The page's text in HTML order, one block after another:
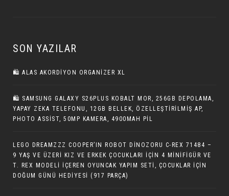
SON YAZILAR
🛍️ ALAS AKORDIYON ORGANIZER XL
🛍 SAMSUNG GALAXY S26PLUS KOBALT MOR, 256GB DEPOLAMA,
YAPAY ZEKA TELEFONU, 12GB BELLEK, ÖZELLEŞTIRILMIŞ AP,
PHOTO ASSIST, 50MP KAMERA, 4900MAH PIL
LEGO DREAMZZZ COOPER’IN ROBOT DINOZORU C-REX 71484 –
9 YAŞ VE ÜZERI KIZ VE ERKEK ÇOCUKLARI İÇIN 4 MINIFIGÜR VE
T. REX MODELI İÇEREN OYUNCAK YAPIM SETI, ÇOCUKLAR IÇIN
DOĞUM GÜNÜ HEDIYESI (917 PARÇA)